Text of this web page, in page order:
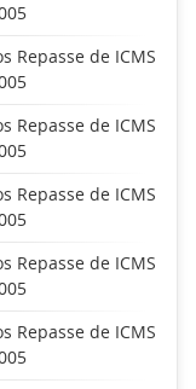
Repasse de ICMS
Repasse de ICMS
Repasse de ICMS
Repasse de ICMS
Repasse de ICMS